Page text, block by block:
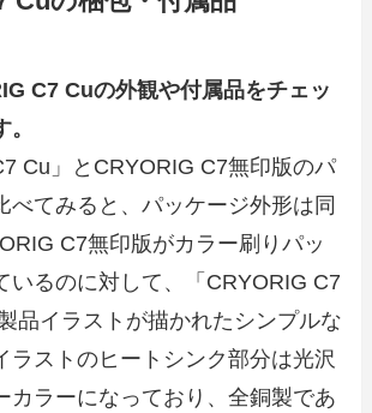
C7 Cuの外観や付属品をチェッ
Cu」とCRYORIG C7無印版のパ
べてみると、パッケージ外形は同
C7無印版がカラー刷りパッ
いるのに対して、「CRYORIG C7
品イラストが描かれたシンプルな
ラストのヒートシンク部分は光沢
カラーになっており、全銅製であ